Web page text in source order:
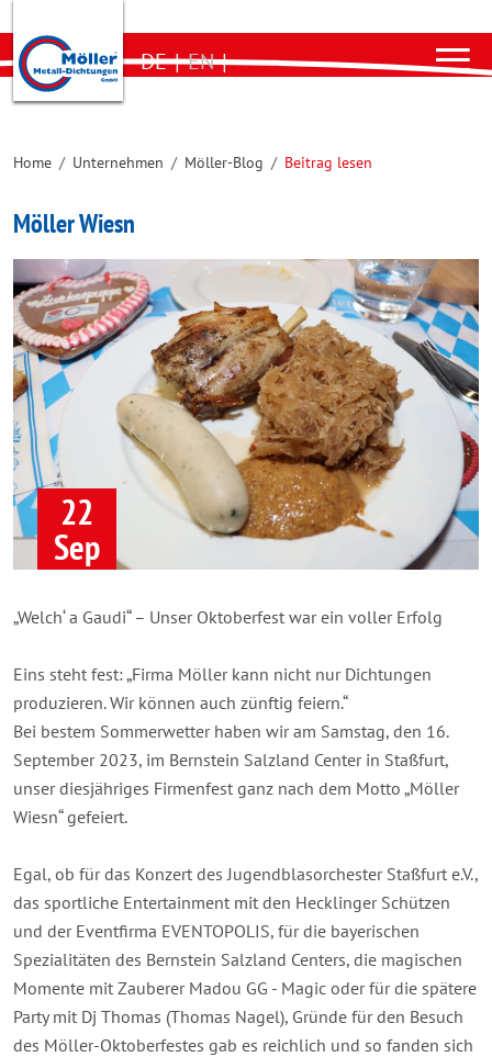
DE | EN |
Home / Unternehmen / Möller-Blog / Beitrag lesen
Möller Wiesn
22
Sep
„Welch‘ a Gaudi“ – Unser Oktoberfest war ein voller Erfolg
Eins steht fest: „Firma Möller kann nicht nur Dichtungen
produzieren. Wir können auch zünftig feiern.“
Bei bestem Sommerwetter haben wir am Samstag, den 16.
September 2023, im Bernstein Salzland Center in Staßfurt,
unser diesjähriges Firmenfest ganz nach dem Motto „Möller
Wiesn“ gefeiert.
Egal, ob für das Konzert des Jugendblasorchester Staßfurt e.V.,
das sportliche Entertainment mit den Hecklinger Schützen
und der Eventfirma EVENTOPOLIS, für die bayerischen
Spezialitäten des Bernstein Salzland Centers, die magischen
Momente mit Zauberer Madou GG - Magic oder für die spätere
Party mit Dj Thomas (Thomas Nagel), Gründe für den Besuch
des Möller-Oktoberfestes gab es reichlich und so fanden sich